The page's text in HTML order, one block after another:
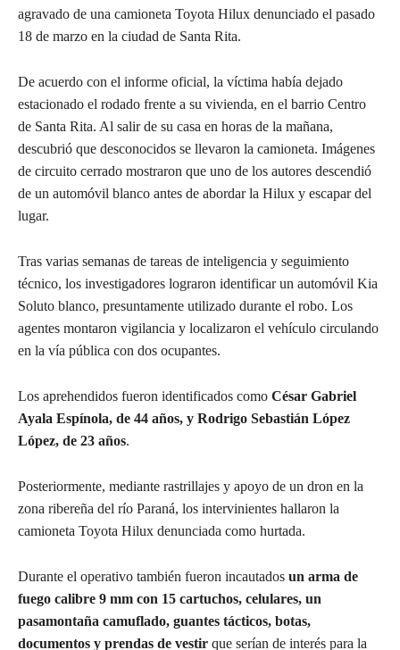
agravado de una camioneta Toyota Hilux denunciado el pasado
18 de marzo en la ciudad de Santa Rita.
De acuerdo con el informe oficial, la víctima había dejado
estacionado el rodado frente a su vivienda, en el barrio Centro
de Santa Rita. Al salir de su casa en horas de la mañana,
descubrió que desconocidos se llevaron la camioneta. Imágenes
de circuito cerrado mostraron que uno de los autores descendió
de un automóvil blanco antes de abordar la Hilux y escapar del
lugar.
Tras varias semanas de tareas de inteligencia y seguimiento
técnico, los investigadores lograron identificar un automóvil Kia
Soluto blanco, presuntamente utilizado durante el robo. Los
agentes montaron vigilancia y localizaron el vehículo circulando
en la vía pública con dos ocupantes.
Los aprehendidos fueron identificados como César Gabriel
Ayala Espínola, de 44 años, y Rodrigo Sebastián López
López, de 23 años.
Posteriormente, mediante rastrillajes y apoyo de un dron en la
zona ribereña del río Paraná, los intervinientes hallaron la
camioneta Toyota Hilux denunciada como hurtada.
Durante el operativo también fueron incautados un arma de
fuego calibre 9 mm con 15 cartuchos, celulares, un
pasamontaña camuflado, guantes tácticos, botas,
documentos y prendas de vestir que serían de interés para la